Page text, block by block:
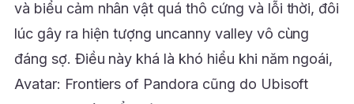
và biểu cảm nhân vật quá thô cứng và lỗi thời, đôi
lúc gây ra hiện tượng uncanny valley vô cùng
đáng sợ. Điều này khá là khó hiểu khi năm ngoái,
Avatar: Frontiers of Pandora cũng do Ubisoft